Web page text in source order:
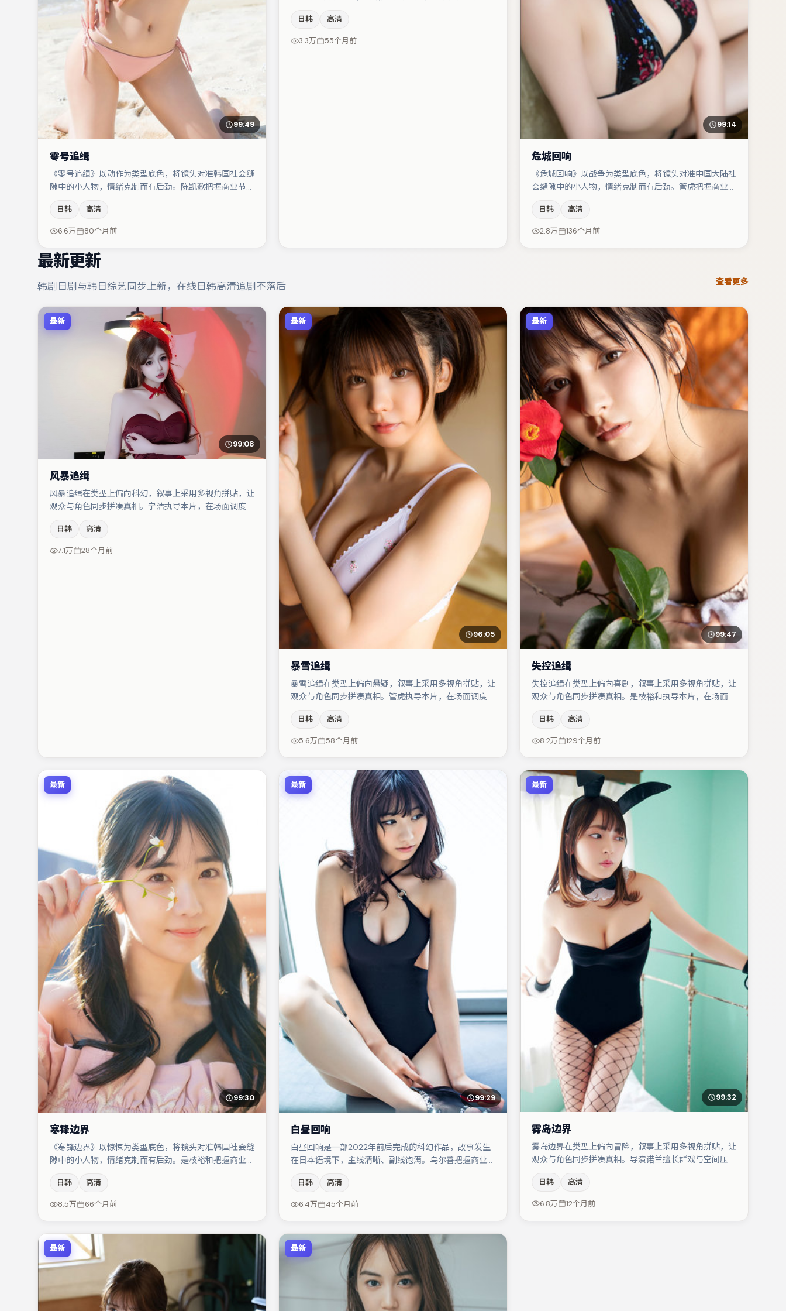
99:49
零号追缉
《零号追缉》以动作为类型底色，将镜头对准韩国社会缝
隙中的小人物，情绪克制而有后劲。陈凯歌把握商业节奏
高银在片中承担叙事驱动，胡歌、弗洛伦丝·皮尤分别提
供反差与喜剧/悬疑调剂（视场次而定）。整体完成度较
高，适合周末一口气追完。
日韩 高清
6.6万 80个月前
留白得当。廖凡在片中承担叙事驱动，段奕宏、黄渤分别
提供反差与喜剧/悬疑调剂（视场次而定）。整体完成度
较高，适合周末一口气追完。
日韩 高清
3.3万 55个月前
99:14
危城回响
《危城回响》以战争为类型底色，将镜头对准中国大陆社
会缝隙中的小人物，情绪克制而有后劲。管虎把握商业节
主演阵容包括孔刘、谭卓、文淇等，角色动机前后呼应，
适合喜欢抠台词与伏笔的观众。若你偏爱强类型与清晰主
线，这部作品值得关注。
日韩 高清
2.8万 136个月前
最新更新
韩剧日剧与韩日综艺同步上新，在线日韩高清追剧不落后 查看更多
最新
99:08
风暴追缉
风暴追缉在类型上偏向科幻，叙事上采用多视角拼贴，让
观众与角色同步拼凑真相。宁浩执导本片，在场面调度与
与孔刘的对手戏构成全片情感锚点，亚当·德赖弗则以细
节塑造推动谜题层层揭开。若你偏爱强类型与清晰主线，
这部作品值得关注。
日韩 高清
7.1万 28个月前
最新
96:05
暴雪追缉
暴雪追缉在类型上偏向悬疑，叙事上采用多视角拼贴，让
观众与角色同步拼凑真相。管虎执导本片，在场面调度与
哉与肖央的对手戏构成全片情感锚点，李光洁则以细节塑
造推动谜题层层揭开。整体完成度较高，适合周末一口气
日韩 高清
5.6万 58个月前
最新
99:47
失控追缉
失控追缉在类型上偏向喜剧，叙事上采用多视角拼贴，让
观众与角色同步拼凑真相。是枝裕和执导本片，在场面调
和伟在片中承担叙事驱动，菅田将晖、周迅分别提供反差
与喜剧/悬疑调剂（视场次而定）。整体完成度较高，适
合周末一口气追完。
日韩 高清
8.2万 129个月前
最新
99:30
寒锋边界
《寒锋边界》以惊悚为类型底色，将镜头对准韩国社会缝
隙中的小人物，情绪克制而有后劲。是枝裕和把握商业节
主演阵容包括段奕宏、河正宇、朱一龙等，角色动机前后
呼应，适合喜欢抠台词与伏笔的观众。整体完成度较高，
适合周末一口气追完。
日韩 高清
8.5万 66个月前
最新
99:29
白昼回响
白昼回响是一部2022年前后完成的科幻作品，故事发生
在日本语境下，主线清晰、副线饱满。乌尔善把握商业节
亚当·德赖弗在片中承担叙事驱动，文淇、蒋奇明分别提
供反差与喜剧/悬疑调剂（视场次而定）。节奏紧凑、反
转有度，值得列入片单。
日韩 高清
6.4万 45个月前
最新
99:32
雾岛边界
雾岛边界在类型上偏向冒险，叙事上采用多视角拼贴，让
观众与角色同步拼凑真相。导演诺兰擅长群戏与空间压迫
叙事驱动，菅田将晖、任素汐分别提供反差与喜剧/悬疑
调剂（视场次而定）。整体完成度较高，适合周末一口气
日韩 高清
6.8万 12个月前
最新 最新